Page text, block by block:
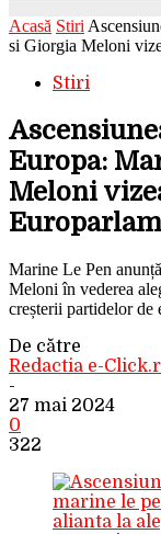
Acasă Stiri
si Giorgia Meloni
Stiri
Europa:
Meloni
Marine Le Pen
Meloni în vederea
creșterii partidelor de
De către
Redactia e-
-
27 mai 2024
0
322